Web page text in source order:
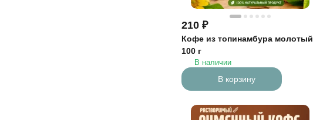
210 ₽
Кофе из топинамбура молотый
100 г
В наличии
В корзину